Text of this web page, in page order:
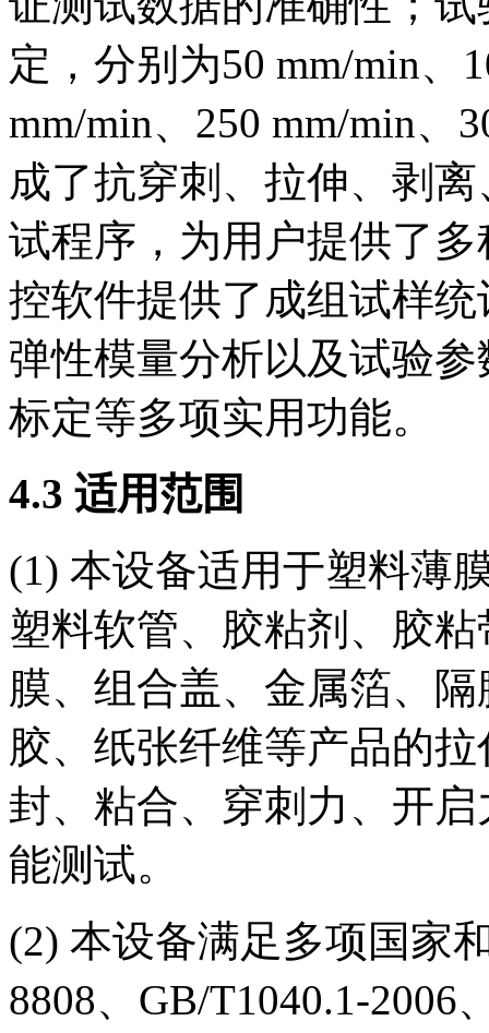
定，分别为50 mm/min、
mm/min、250 mm/min、
成了抗穿刺、拉伸、剥
试程序，为用户提供了
控软件提供了成组试样
弹性模量分析以及试验
标定等多项实用功能。
4.3 适用范围
(1) 本设备适用于塑料薄
塑料软管、胶粘剂、胶
膜、组合盖、金属箔、
胶、纸张纤维等产品的
封、粘合、穿刺力、开
能测试。
(2) 本设备满足多项国家
8808、GB/T1040.1-2006